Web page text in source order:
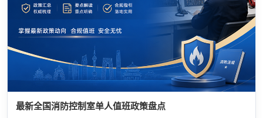
最新全国消防控制室单人值班政策盘点